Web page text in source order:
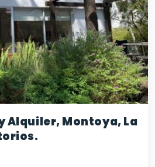
Alquiler, Montoya, La